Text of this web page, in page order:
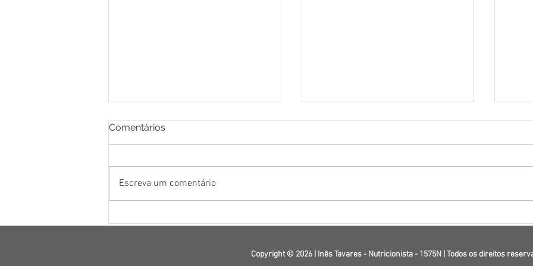
é essencial - Parte 1
Comentários
Escreva um comentário
Copyright © 2026 | Inês Tavares - Nutricionista - 1575N | Todos os direitos